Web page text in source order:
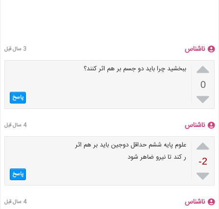
ناشناس 3 سال قبل

0

ببخشید چرا باید دو جسم بر هم اثر کنند؟
پاسخ
ناشناس 4 سال قبل

-2

علوم پایه ششم حداقل دوجین باید بر هم اثر
ر کند تا نیرو ضاهر شود
پاسخ
ناشناس 4 سال قبل